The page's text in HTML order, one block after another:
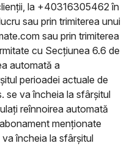
la +40316305462 în
sau prin trimiterea unui
sau prin trimiterea
cu Secțiunea 6.6 de
automată a
perioadei actuale de
se va încheia la sfârșitul
reînnoirea automată
menționate
încheia la sfârșitul